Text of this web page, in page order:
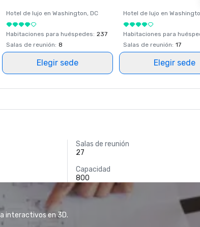
Hotel de lujo en Washington, DC
Habitaciones para huéspedes: 237
Salas de reunión: 8
Elegir sede
Hotel de lujo en
Habitaciones para
Salas de reunión: 17
Elegir sede
Salas de reunión
27
Capacidad
800
interactivos en 3D.